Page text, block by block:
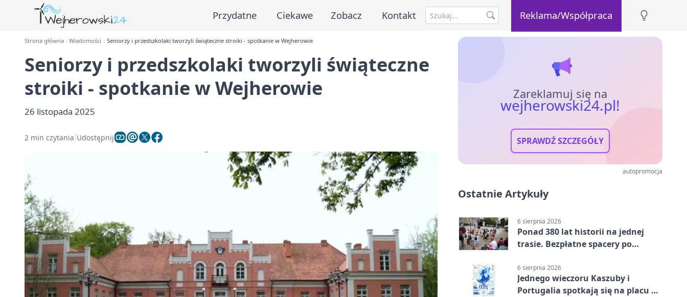
Przydatne Ciekawe Zobacz Kontakt Reklama/Współpraca
Strona główna Wiadomości Seniorzy i przedszkolaki tworzyli świąteczne stroiki - spotkanie w Wejherowie
Seniorzy i przedszkolaki tworzyli świąteczne
stroiki - spotkanie w Wejherowie
26 listopada 2025
2 min czytania Udostępnij
Zareklamuj się na
wejherowski24.pl!
SPRAWDŹ SZCZEGÓŁY
autopromocja
Ostatnie Artykuły
6 sierpnia 2026
Ponad 380 lat historii na jednej
trasie. Bezpłatne spacery po
6 sierpnia 2026
Jednego wieczoru Kaszuby i
Portugalia spotkają się na placu w